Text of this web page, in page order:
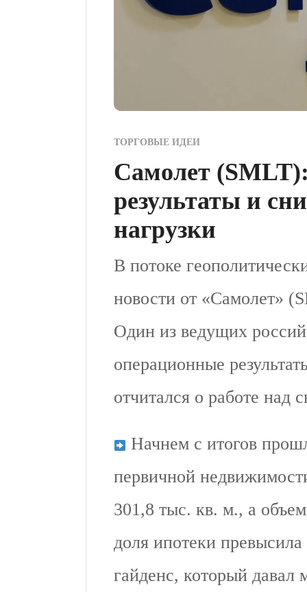
ТОРГОВЫЕ ИДЕИ
Самолет
результаты и
нагрузки
В потоке
новости от «Самолет»
Один из ведущих
операционные
отчитался о работе над
Начнем с итогов
первичной
301,8 тыс. кв. м., а
доля ипотеки
гайденс, который